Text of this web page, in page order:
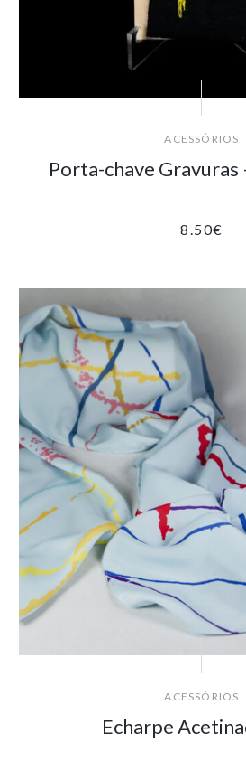
ACESSÓRIOS
Porta-chave Gravuras
8.50€
ACESSÓRIOS
Echarpe